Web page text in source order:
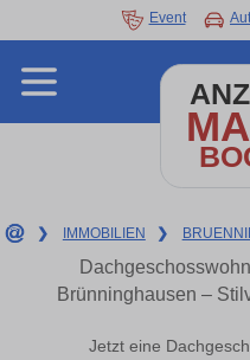
Event
❯ IMMOBILIEN ❯
Brünninghausen –
Jetzt eine